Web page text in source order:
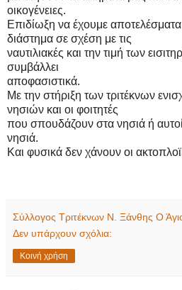
οικογένειες.
Επιδίωξη να έχουμε αποτελέσματ
διάστημα σε σχέση με τις
ναυτιλιακές και την τιμή των εισι
συμβάλλει
αποφασιστικά.
Με την στήριξη των τριτέκνων
νησιών και οι φοιτητές
που σπουδάζουν στα νησιά ή α
νησιά.
Και φυσικά δεν χάνουν οι ακτ
Σύλλογος Τριτέκνων Ν. Ξάνθης Ο
Δεν υπάρχουν σχόλια:
Κοινή χρήση